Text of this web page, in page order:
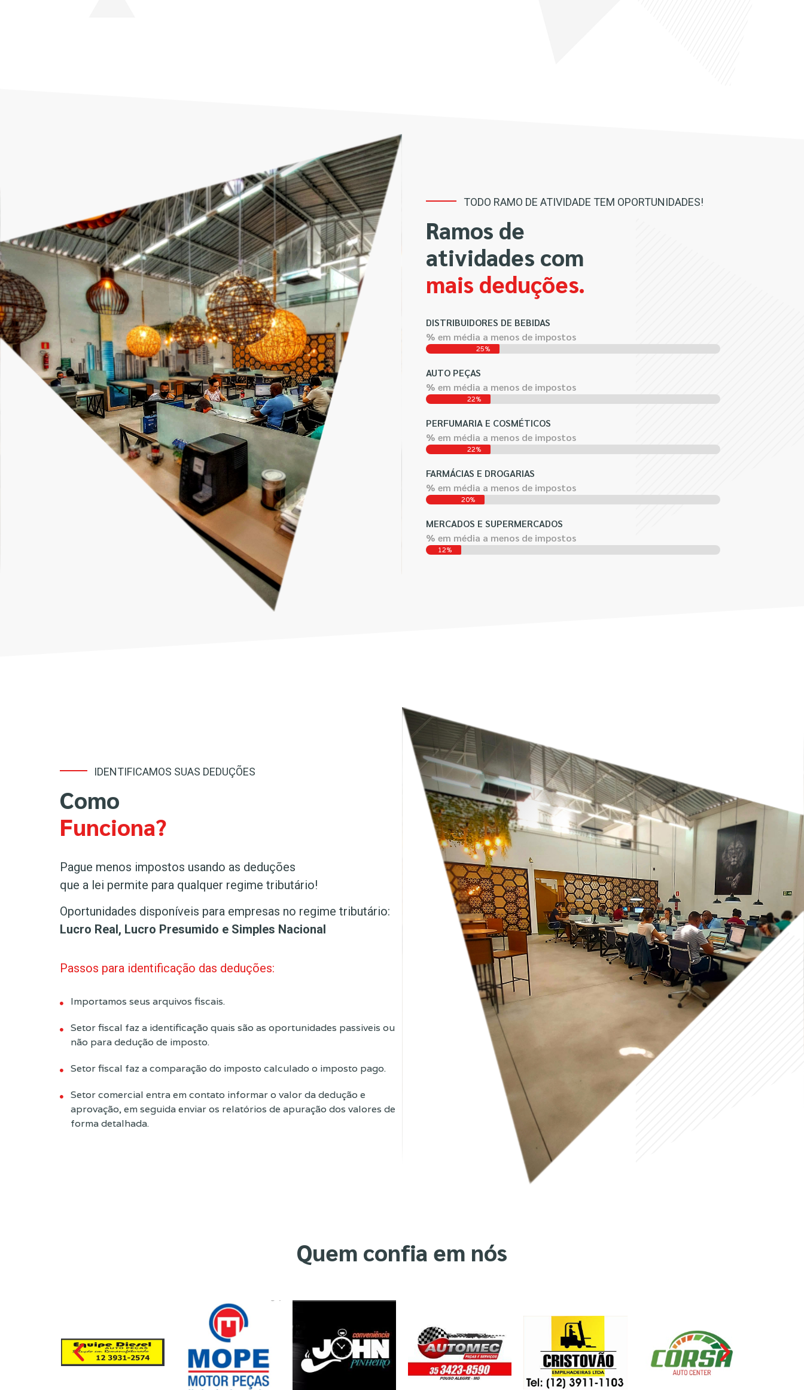
TODO RAMO DE ATIVIDADE TEM OPORTUNIDADES!
Ramos de
atividades com
mais deduções.
DISTRIBUIDORES DE BEBIDAS
% em média a menos de impostos
25%
AUTO PEÇAS
% em média a menos de impostos
22%
PERFUMARIA E COSMÉTICOS
% em média a menos de impostos
22%
FARMÁCIAS E DROGARIAS
% em média a menos de impostos
20%
MERCADOS E SUPERMERCADOS
% em média a menos de impostos
12%
IDENTIFICAMOS SUAS DEDUÇÕES
Como
Funciona?
Pague menos impostos usando as deduções
que a lei permite para qualquer regime tributário!
Oportunidades disponíveis para empresas no regime tributário:
Lucro Real, Lucro Presumido e Simples Nacional
Passos para identificação das deduções:
Importamos seus arquivos fiscais.
Setor fiscal faz a identificação quais são as oportunidades passiveis ou
não para dedução de imposto.
Setor fiscal faz a comparação do imposto calculado o imposto pago.
Setor comercial entra em contato informar o valor da dedução e
aprovação, em seguida enviar os relatórios de apuração dos valores de
forma detalhada.
Quem confia em nós